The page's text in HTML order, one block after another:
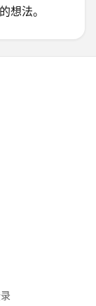
想法。